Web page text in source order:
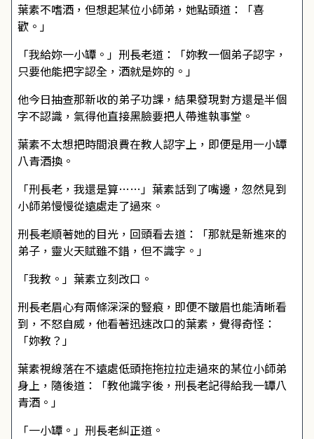
葉素不嗜酒，但想起某位小師弟，她點頭道：「喜
歡。」
「我給妳一小罈。」刑長老道：「妳教一個弟子認字，
只要他能把字認全，酒就是妳的。」
他今日抽查那新收的弟子功課，結果發現對方還是半個
字不認識，氣得他直接黑臉要把人帶進執事堂。
葉素不太想把時間浪費在教人認字上，即便是用一小罈
八青酒換。
「刑長老，我還是算……」葉素話到了嘴邊，忽然見到
小師弟慢慢從遠處走了過來。
刑長老順著她的目光，回頭看去道：「那就是新進來的
弟子，靈火天賦雖不錯，但不識字。」
「我教。」葉素立刻改口。
刑長老眉心有兩條深深的豎痕，即便不皺眉也能清晰看
到，不怒自威，他看著迅速改口的葉素，覺得奇怪：
「妳教？」
葉素視線落在不遠處低頭拖拖拉拉走過來的某位小師弟
身上，隨後道：「教他識字後，刑長老記得給我一罈八
青酒。」
「一小罈。」刑長老糾正道。